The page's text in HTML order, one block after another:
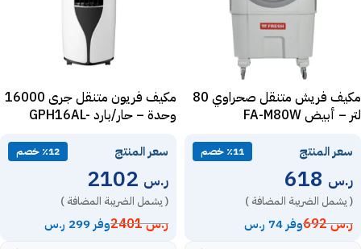
مكيف فريش متنقل صحراوي 80
لتر – أبيض FA-M80W
سعر المنتج ٪11 خصم
ر.س
( يشمل الضريبة المضافة )
ر.س692 وفر 74 ر.س
مكيف فريون متنقل جرى 16000
وحدة – حار/بارد GPH16AL-
سعر المنتج ٪12 خصم
ر.س
( يشمل الضريبة المضافة )
ر.س2401 وفر 299 ر.س